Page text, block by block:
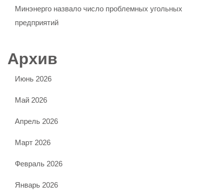
Минэнерго назвало число проблемных угольных
предприятий
Архив
Июнь 2026
Май 2026
Апрель 2026
Март 2026
Февраль 2026
Январь 2026